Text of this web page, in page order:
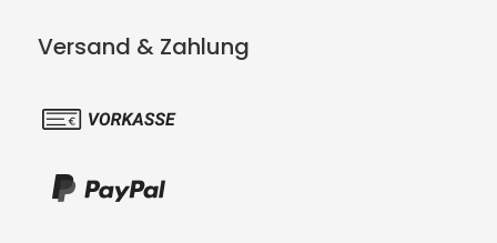
Versand & Zahlung